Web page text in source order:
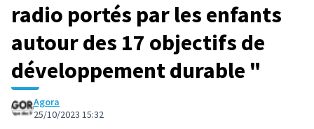
radio portés par les enfants
autour des 17 objectifs de
développement durable "
Agora
25/10/2023 15:32